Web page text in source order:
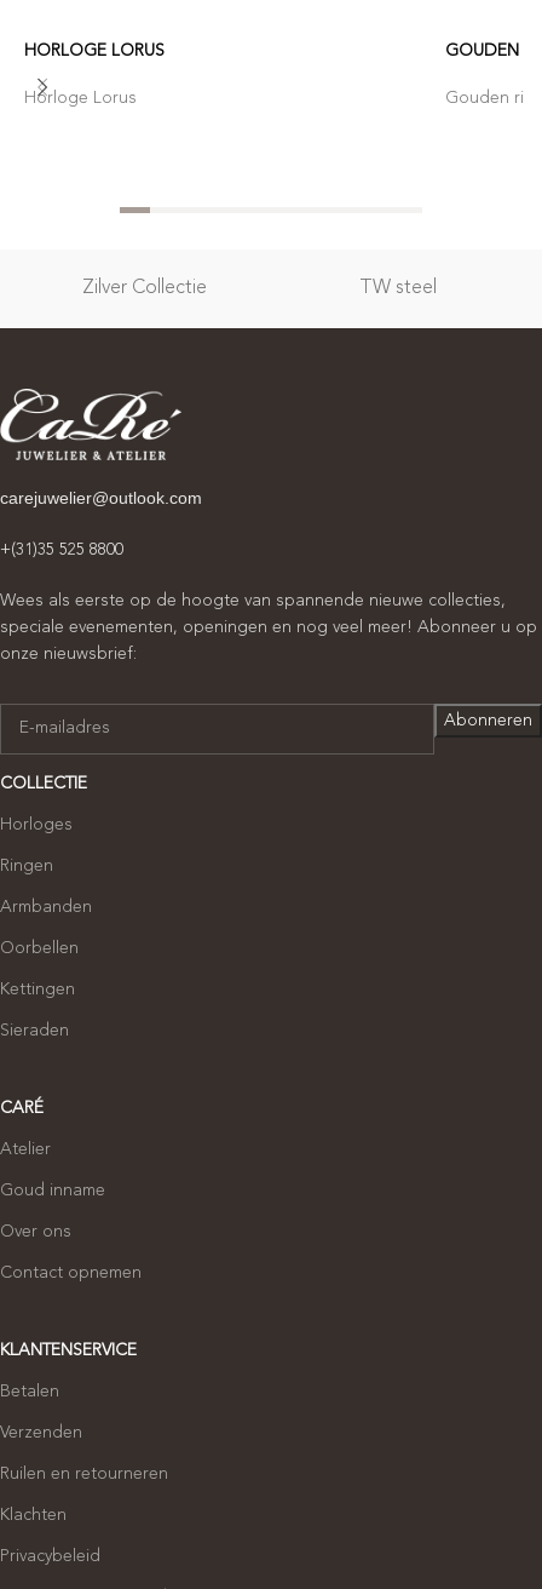
HORLOGE LORUS
Horloge Lorus
GOUDEN
Gouden
Zilver Collectie TW steel
carejuwelier@outlook.com
+(31)35 525 8800
Wees als eerste op de hoogte van spannende nieuwe collecties,
speciale evenementen, openingen en nog veel meer! Abonneer u op
onze nieuwsbrief:
COLLECTIE
Horloges
Ringen
Armbanden
Oorbellen
Kettingen
Sieraden
CARÉ
Atelier
Goud inname
Over ons
Contact opnemen
KLANTENSERVICE
Betalen
Verzenden
Ruilen en retourneren
Klachten
Privacybeleid